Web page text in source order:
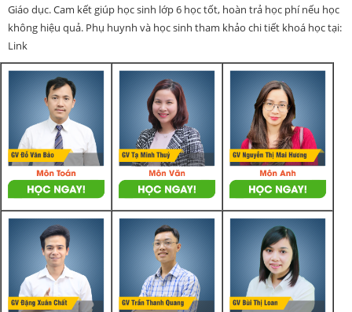
Giáo dục. Cam kết giúp học sinh lớp 6 học tốt, hoàn trả học phí nếu học
không hiệu quả. Phụ huynh và học sinh tham khảo chi tiết khoá học tại:
Link